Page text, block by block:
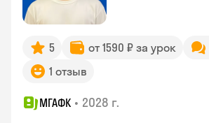
5 от 1590 ₽ за урок
1 отзыв
МГАФК • 2028 г.